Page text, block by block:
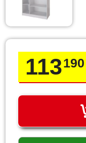
113190